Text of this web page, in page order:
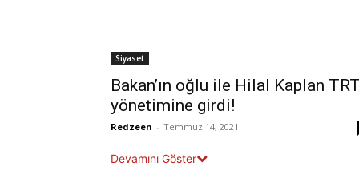
Siyaset
Bakan’ın oğlu ile Hilal Kaplan
yönetimine girdi!
Redzeen - Temmuz 14, 2021
Devamını Göster